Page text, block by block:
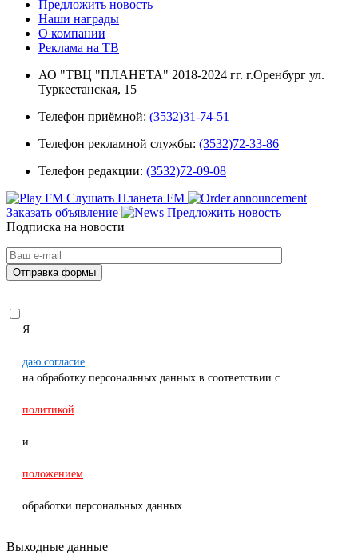
Предложить новость
Наши награды
О компании
Реклама на ТВ
АО "ТВЦ "ПЛАНЕТА" 2018-2024 гг. г.Оренбург ул.
Туркестанская, 15
Телефон приёмной: (3532)31-74-51
Телефон рекламной службы: (3532)72-33-86
Телефон редакции: (3532)72-09-08
Слушать Планета FM
Заказать объявление
Предложить новость
Подписка на новости
Я
даю согласие
на обработку персональных данных в соответствии с
политикой
и
положением
обработки персональных данных
Выходные данные